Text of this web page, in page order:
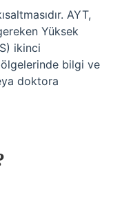
AYT,
Yüksek
ikinci
bilgi ve
doktora